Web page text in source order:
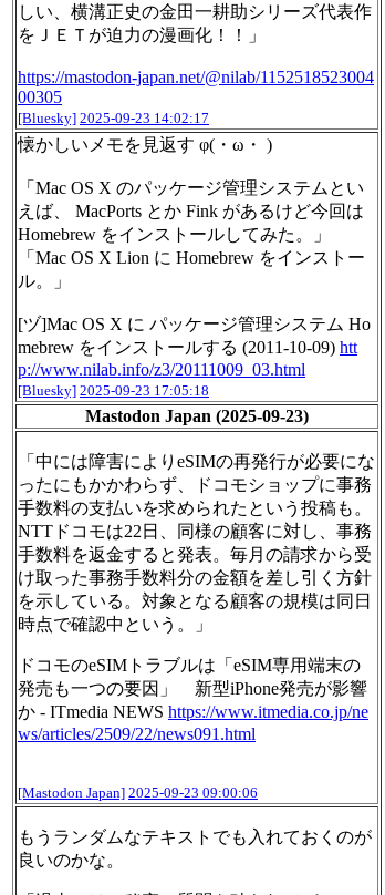
しい、横溝正史の金田一耕助シリーズ代表作
をＪＥＴが迫力の漫画化！！」
https://mastodon-japan.net/@nilab/1152518523004
00305
[Bluesky] 2025-09-23 14:02:17
懐かしいメモを見返す φ(・ω・ )
「Mac OS X のパッケージ管理システムとい
えば、 MacPorts とか Fink があるけど今回は
Homebrew をインストールしてみた。」
「Mac OS X Lion に Homebrew をインストー
ル。」
[ヅ]Mac OS X に パッケージ管理システム Ho
mebrew をインストールする (2011-10-09) htt
p://www.nilab.info/z3/20111009_03.html
[Bluesky] 2025-09-23 17:05:18
Mastodon Japan (2025-09-23)
「中には障害によりeSIMの再発行が必要にな
ったにもかかわらず、ドコモショップに事務
手数料の支払いを求められたという投稿も。
NTTドコモは22日、同様の顧客に対し、事務
手数料を返金すると発表。毎月の請求から受
け取った事務手数料分の金額を差し引く方針
を示している。対象となる顧客の規模は同日
時点で確認中という。」
ドコモのeSIMトラブルは「eSIM専用端末の
発売も一つの要因」 新型iPhone発売が影響
か - ITmedia NEWS https://www.itmedia.co.jp/ne
ws/articles/2509/22/news091.html
[Mastodon Japan] 2025-09-23 09:00:06
もうランダムなテキストでも入れておくのが
良いのかな。